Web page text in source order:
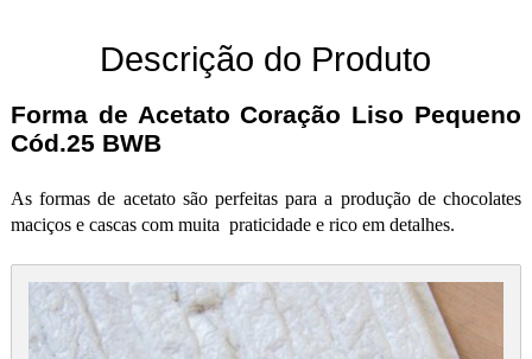
Descrição do Produto
Forma de Acetato Coração Liso Pequeno
Cód.25 BWB
As formas de acetato são perfeitas para a produção de chocolates
maciços e cascas com muita praticidade e rico em detalhes.